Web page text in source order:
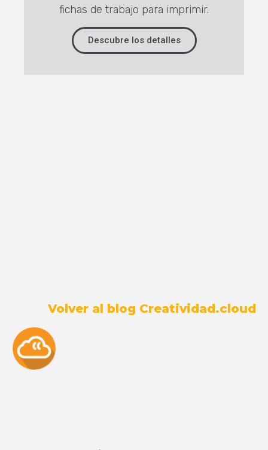
fichas de trabajo para imprimir.
Descubre los detalles
Volver al blog Creatividad.cloud